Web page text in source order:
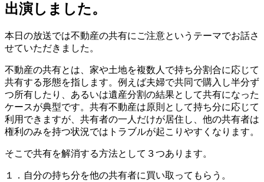
出演しました。
本日の放送では不動産の共有にご注意というテーマでお話さ
せていただきました。
不動産の共有とは、家や土地を複数人で持ち分割合に応じて
共有する形態を指します。例えば夫婦で共同で購入し半分ず
つ所有したり、あるいは遺産分割の結果として共有になった
ケースが典型です。共有不動産は原則として持ち分に応じて
利用できますが、共有者の一人だけが居住し、他の共有者は
権利のみを持つ状況ではトラブルが起こりやすくなります。
そこで共有を解消する方法として３つあります。
１．自分の持ち分を他の共有者に買い取ってもらう。